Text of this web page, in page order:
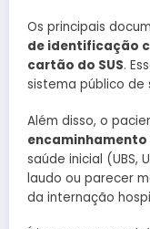
Os principais
de identificação
cartão do SUS.
sistema público de
Além disso, o
saúde inicial (UBS,
laudo ou parecer
da internação